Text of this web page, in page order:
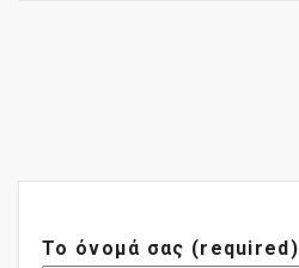
Το όνομά σας (required)